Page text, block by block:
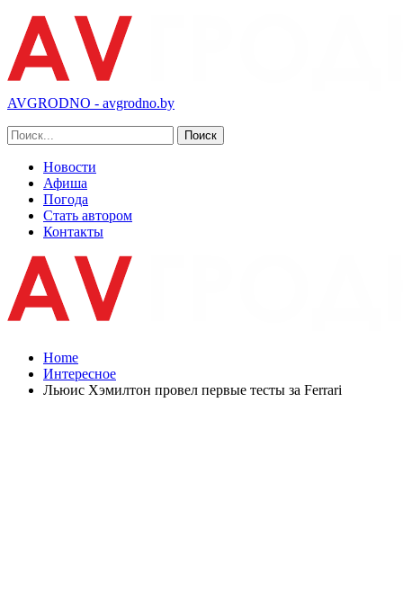
AVGRODNO - avgrodno.by
Новости
Афиша
Погода
Стать автором
Контакты
Home
Интересное
Льюис Хэмилтон провел первые тесты за Ferrari